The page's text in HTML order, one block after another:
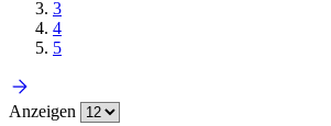
3
4
5
Anzeigen